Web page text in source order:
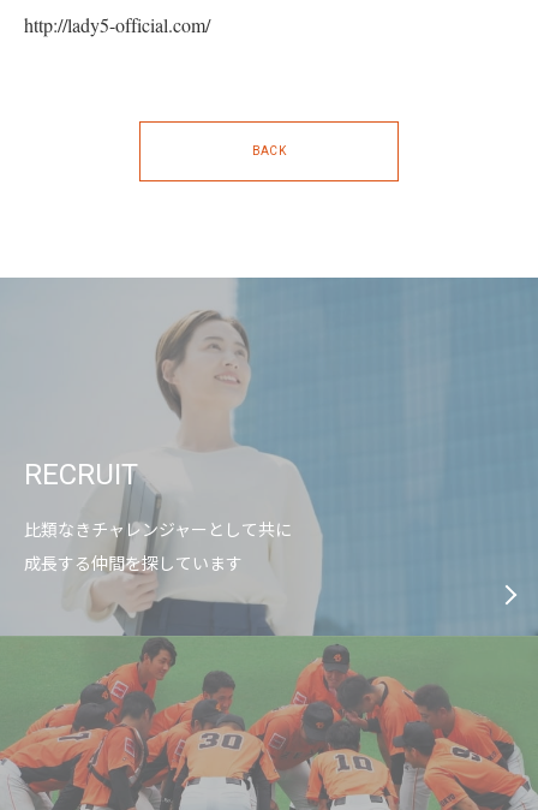
http://lady5-official.com/
BACK
RECRUIT
比類なきチャレンジャーとして共に
成長する仲間を探しています